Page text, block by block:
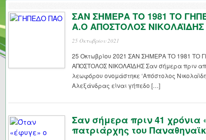
ΣΑΝ ΣΗΜΕΡΑ ΤΟ 1981 ΤΟ
Α.Ο ΑΠΟΣΤΟΛΟΣ ΝΙΚΟΛΑΪΔΗΣ
25 Οκτωβρίου 2021
25 Οκτωβρίου 2021 ΣΑΝ ΣΗΜΕΡΑ ΤΟ 1981
ΑΠΟΣΤΟΛΟΣ ΝΙΚΟΛΑΪΔΗΣ Σαν σήμερα πριν
λεωφόρου ονομάστηκε ‘Απόστολος
Αλεξάνδρας είναι γήπεδο […]
Σαν σήμερα πριν 41 χρόνια
πατριάρχης του